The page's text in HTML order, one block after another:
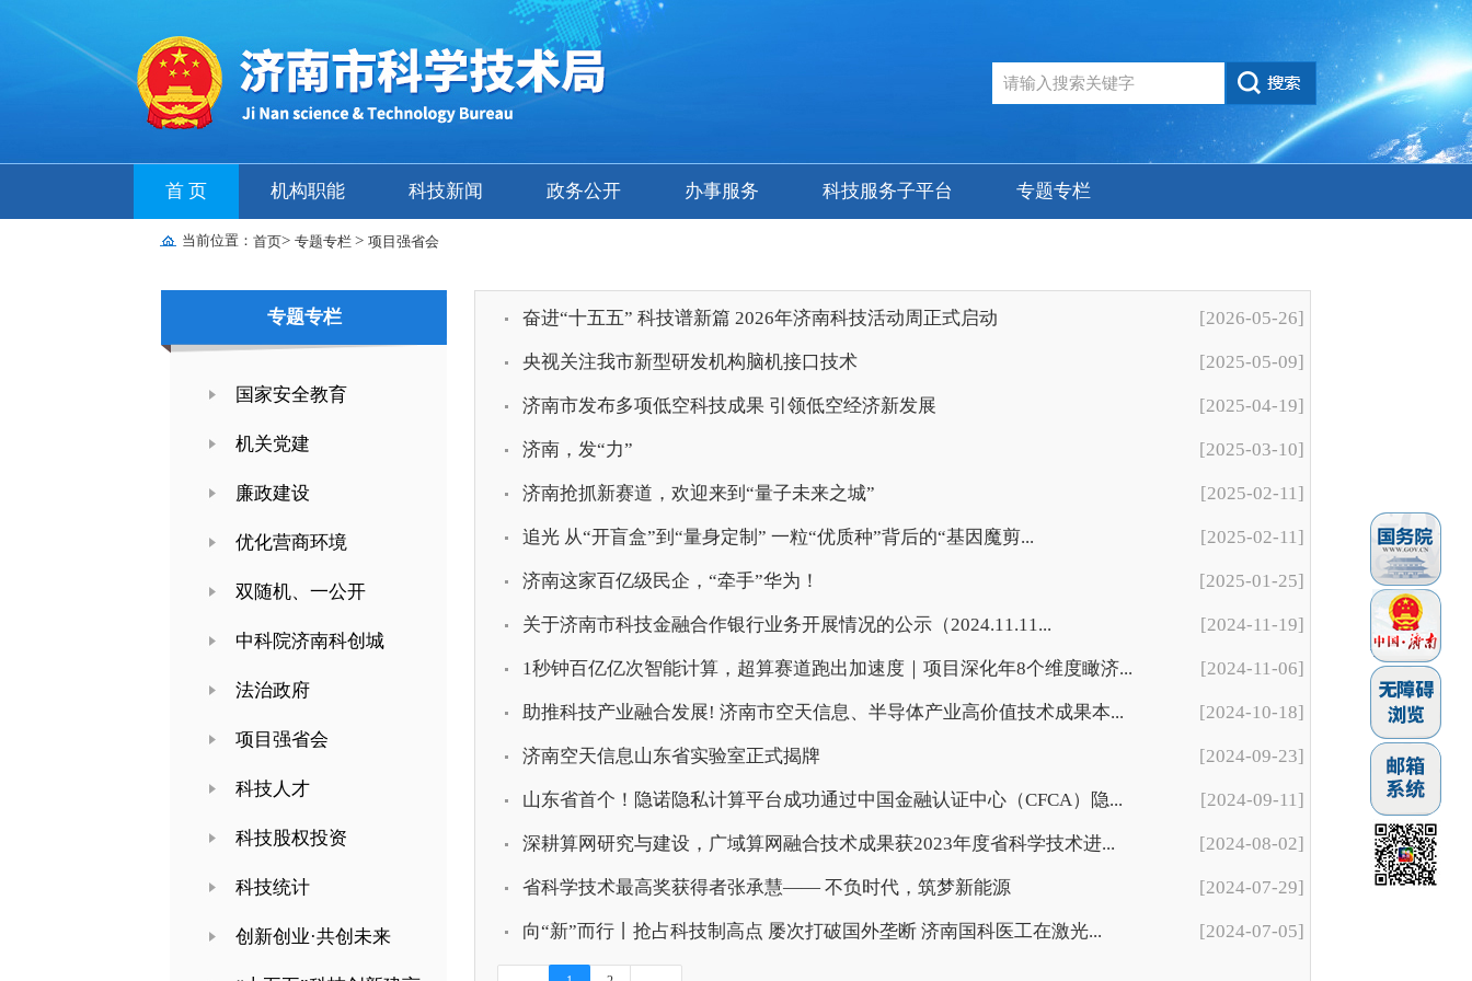
首 页 机构职能 科技新闻 政务公开 办事服务 科技服务子平台 专题专栏
当前位置： 首页> 专题专栏 > 项目强省会
专题专栏
国家安全教育
机关党建
廉政建设
优化营商环境
双随机、一公开
中科院济南科创城
法治政府
项目强省会
科技人才
科技股权投资
科技统计
创新创业·共创未来
奋进“十五五” 科技谱新篇 2026年济南科技活动周正式启动 [2026-05-26]
央视关注我市新型研发机构脑机接口技术 [2025-05-09]
济南市发布多项低空科技成果 引领低空经济新发展 [2025-04-19]
济南，发“力” [2025-03-10]
济南抢抓新赛道，欢迎来到“量子未来之城” [2025-02-11]
追光 从“开盲盒”到“量身定制” 一粒“优质种”背后的“基因魔剪... [2025-02-11]
济南这家百亿级民企，“牵手”华为！ [2025-01-25]
关于济南市科技金融合作银行业务开展情况的公示（2024.11.11... [2024-11-19]
1秒钟百亿亿次智能计算，超算赛道跑出加速度｜项目深化年8个维度瞰济... [2024-11-06]
助推科技产业融合发展! 济南市空天信息、半导体产业高价值技术成果本... [2024-10-18]
济南空天信息山东省实验室正式揭牌 [2024-09-23]
山东省首个！隐诺隐私计算平台成功通过中国金融认证中心（CFCA）隐... [2024-09-11]
深耕算网研究与建设，广域算网融合技术成果获2023年度省科学技术进... [2024-08-02]
省科学技术最高奖获得者张承慧—— 不负时代，筑梦新能源 [2024-07-29]
向“新”而行丨抢占科技制高点 屡次打破国外垄断 济南国科医工在激光... [2024-07-05]